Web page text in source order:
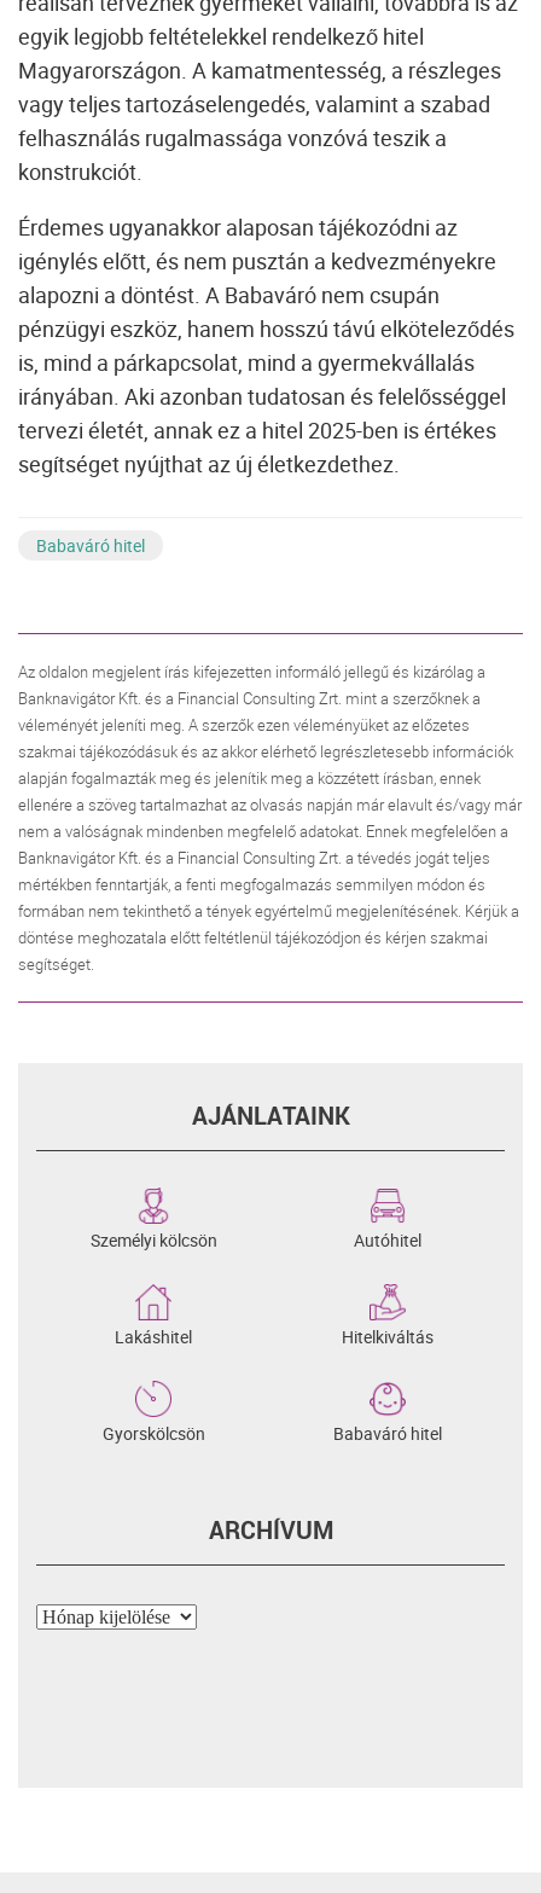
egyik legjobb feltételekkel rendelkező hitel
Magyarországon. A kamatmentesség, a részleges
vagy teljes tartozáselengedés, valamint a szabad
felhasználás rugalmassága vonzóvá teszik a
konstrukciót.
Érdemes ugyanakkor alaposan tájékozódni az
igénylés előtt, és nem pusztán a kedvezményekre
alapozni a döntést. A Babaváró nem csupán
pénzügyi eszköz, hanem hosszú távú elköteleződés
is, mind a párkapcsolat, mind a gyermekvállalás
irányában. Aki azonban tudatosan és felelősséggel
tervezi életét, annak ez a hitel 2025-ben is értékes
segítséget nyújthat az új életkezdethez.
Babaváró hitel
Az oldalon megjelent írás kifejezetten informáló jellegű és kizárólag a
Banknavigátor Kft. és a Financial Consulting Zrt. mint a szerzőknek a
véleményét jeleníti meg. A szerzők ezen véleményüket az előzetes
szakmai tájékozódásuk és az akkor elérhető legrészletesebb információk
alapján fogalmazták meg és jelenítik meg a közzétett írásban, ennek
ellenére a szöveg tartalmazhat az olvasás napján már elavult és/vagy már
nem a valóságnak mindenben megfelelő adatokat. Ennek megfelelően a
Banknavigátor Kft. és a Financial Consulting Zrt. a tévedés jogát teljes
mértékben fenntartják, a fenti megfogalmazás semmilyen módon és
formában nem tekinthető a tények egyértelmű megjelenítésének. Kérjük a
döntése meghozatala előtt feltétlenül tájékozódjon és kérjen szakmai
segítséget.
AJÁNLATAINK
Személyi kölcsön Autóhitel
Lakáshitel Hitelkiváltás
Gyorskölcsön Babaváró hitel
ARCHÍVUM
Archívum